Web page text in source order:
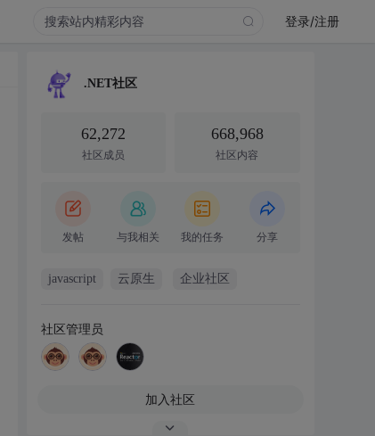
登录/注册
.NET社区
62,272
社区成员
668,968
社区内容
发帖 与我相关 我的任务 分享
javascript 云原生 企业社区
社区管理员
加入社区